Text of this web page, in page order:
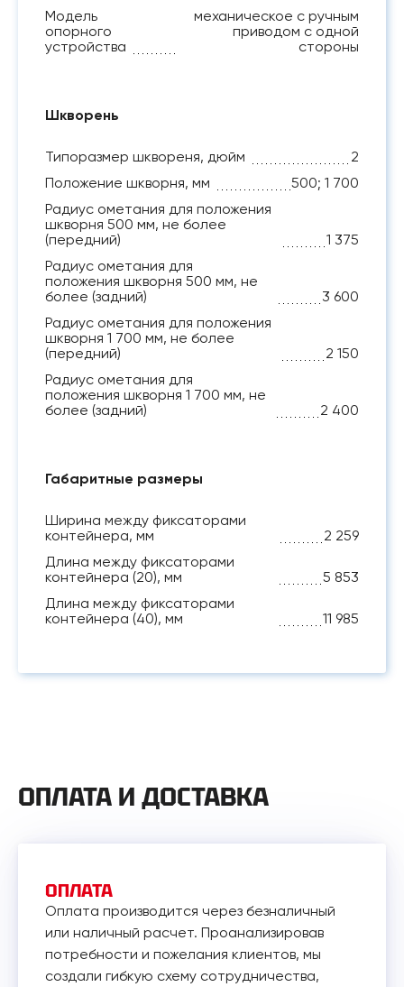
Модель
опорного
устройства
механическое с ручным
приводом с одной
стороны
Шкворень
Типоразмер шквореня, дюйм
2
Положение шкворня, мм
500; 1 700
Радиус ометания для положения
шкворня 500 мм, не более
(передний)
1 375
Радиус ометания для
положения шкворня 500 мм, не
более (задний)
3 600
Радиус ометания для положения
шкворня 1 700 мм, не более
(передний)
2 150
Радиус ометания для
положения шкворня 1 700 мм, не
более (задний)
2 400
Габаритные размеры
Ширина между фиксаторами
контейнера, мм
2 259
Длина между фиксаторами
контейнера (20), мм
5 853
Длина между фиксаторами
контейнера (40), мм
11 985
ОПЛАТА И ДОСТАВКА
ОПЛАТА
Оплата производится через безналичный
или наличный расчет. Проанализировав
потребности и пожелания клиентов, мы
создали гибкую схему сотрудничества,